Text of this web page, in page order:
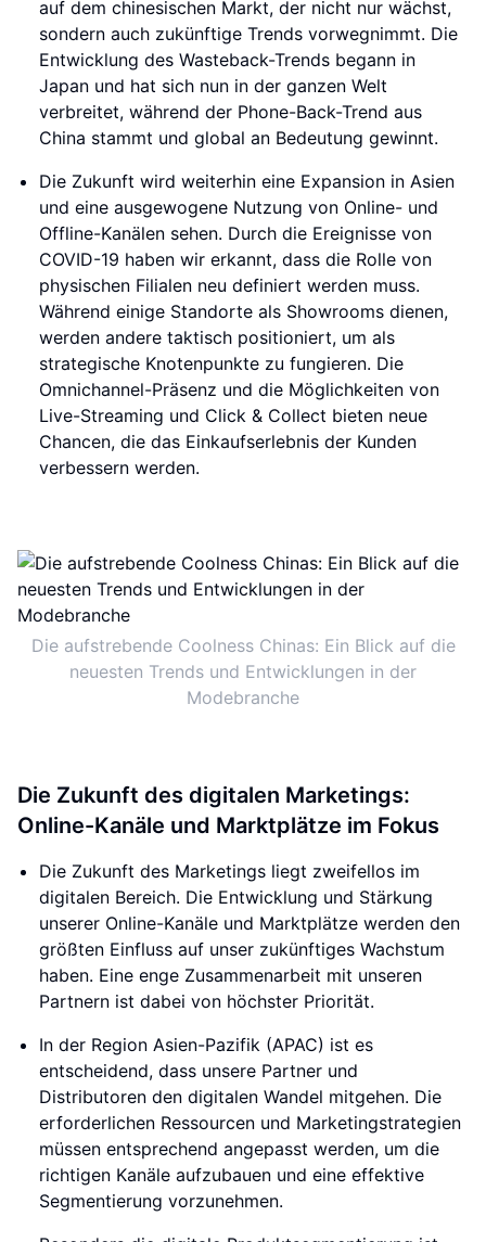
auf dem chinesischen Markt, der nicht nur wächst,
sondern auch zukünftige Trends vorwegnimmt. Die
Entwicklung des Wasteback-Trends begann in
Japan und hat sich nun in der ganzen Welt
verbreitet, während der Phone-Back-Trend aus
China stammt und global an Bedeutung gewinnt.
Die Zukunft wird weiterhin eine Expansion in Asien
und eine ausgewogene Nutzung von Online- und
Offline-Kanälen sehen. Durch die Ereignisse von
COVID-19 haben wir erkannt, dass die Rolle von
physischen Filialen neu definiert werden muss.
Während einige Standorte als Showrooms dienen,
werden andere taktisch positioniert, um als
strategische Knotenpunkte zu fungieren. Die
Omnichannel-Präsenz und die Möglichkeiten von
Live-Streaming und Click & Collect bieten neue
Chancen, die das Einkaufserlebnis der Kunden
verbessern werden.
Die aufstrebende Coolness Chinas: Ein Blick auf die
neuesten Trends und Entwicklungen in der
Modebranche
Die Zukunft des digitalen Marketings:
Online-Kanäle und Marktplätze im Fokus
Die Zukunft des Marketings liegt zweifellos im
digitalen Bereich. Die Entwicklung und Stärkung
unserer Online-Kanäle und Marktplätze werden den
größten Einfluss auf unser zukünftiges Wachstum
haben. Eine enge Zusammenarbeit mit unseren
Partnern ist dabei von höchster Priorität.
In der Region Asien-Pazifik (APAC) ist es
entscheidend, dass unsere Partner und
Distributoren den digitalen Wandel mitgehen. Die
erforderlichen Ressourcen und Marketingstrategien
müssen entsprechend angepasst werden, um die
richtigen Kanäle aufzubauen und eine effektive
Segmentierung vorzunehmen.